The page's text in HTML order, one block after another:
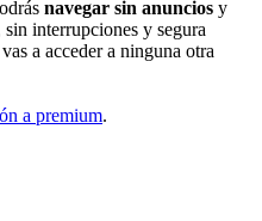
navegar sin anuncios y
interrupciones y segura
a acceder a ninguna otra
a premium.